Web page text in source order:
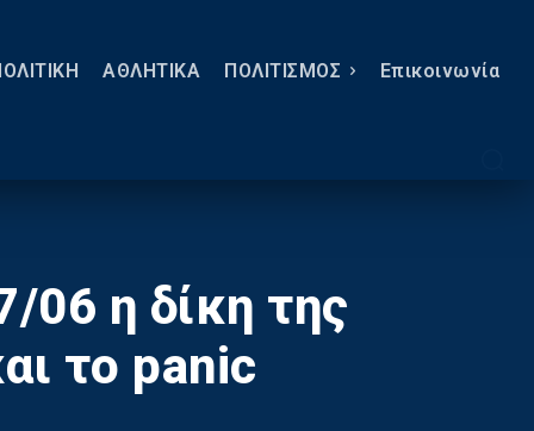
ΑΘΛΗΤΙΚΑ ΠΟΛΙΤΙΣΜΟΣ Eπικοινωνία
06 η δίκη της
το panic